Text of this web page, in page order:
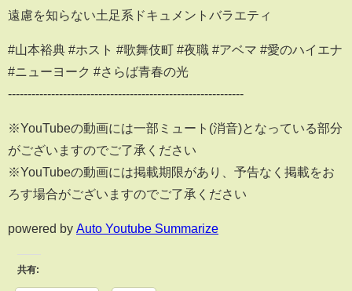
遠慮を知らない土足系ドキュメントバラエティ
#山本裕典 #ホスト #歌舞伎町 #夜職 #アベマ #愛のハイエナ
#ニューヨーク #さらば青春の光
------------------------------------------------------------
※YouTubeの動画には一部ミュート(消音)となっている部分
がございますのでご了承ください
※YouTubeの動画には掲載期限があり、予告なく掲載をお
ろす場合がございますのでご了承ください
powered by Auto Youtube Summarize
共有: